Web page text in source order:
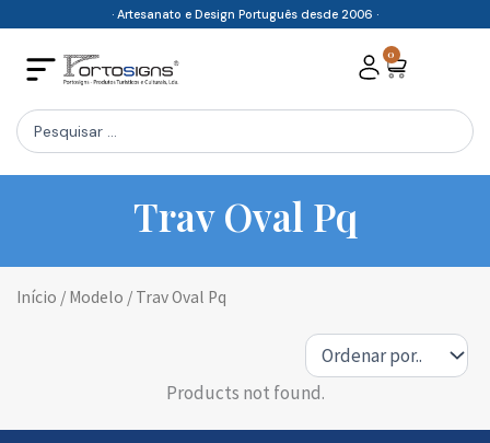
content
· Artesanato e Design Português desde 2006 ·
0
Cart
Search
...
Trav Oval Pq
Início / Modelo / Trav Oval Pq
Products not found.